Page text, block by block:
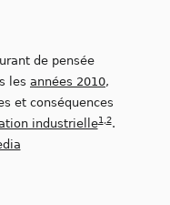
de pensée
les années 2010,
et conséquences
industrielle1,2.